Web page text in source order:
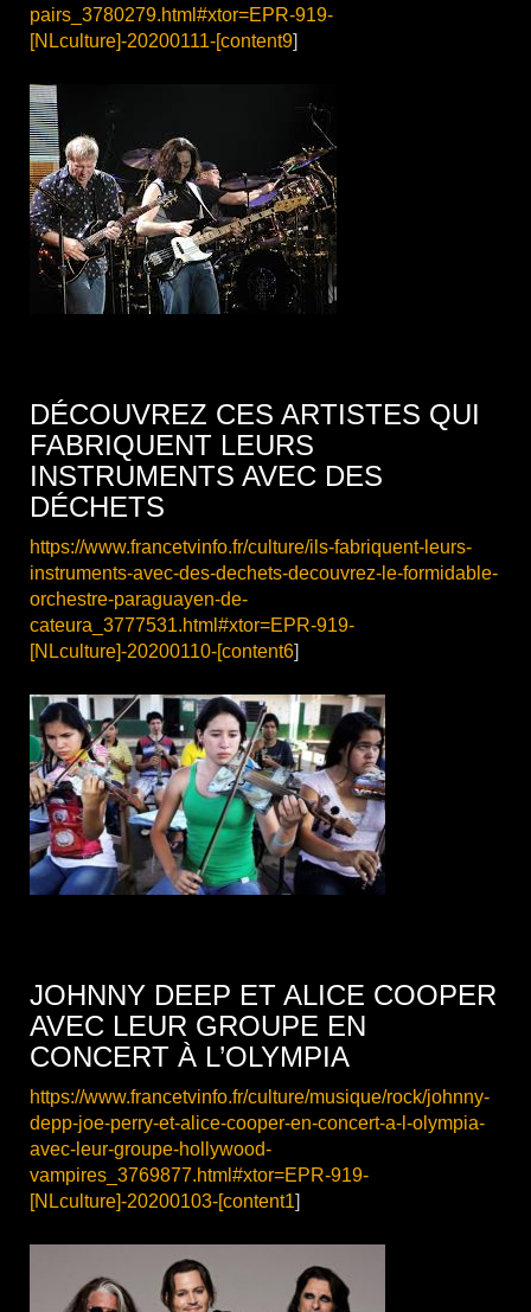
pairs_3780279.html#xtor=EPR-919-
[NLculture]-20200111-[content9]
DÉCOUVREZ CES ARTISTES QUI
FABRIQUENT LEURS
INSTRUMENTS AVEC DES
DÉCHETS
https://www.francetvinfo.fr/culture/ils-fabriquent-leurs-
instruments-avec-des-dechets-decouvrez-le-formidable-
orchestre-paraguayen-de-
cateura_3777531.html#xtor=EPR-919-
[NLculture]-20200110-[content6]
JOHNNY DEEP ET ALICE COOPER
AVEC LEUR GROUPE EN
CONCERT À L’OLYMPIA
https://www.francetvinfo.fr/culture/musique/rock/johnny-
depp-joe-perry-et-alice-cooper-en-concert-a-l-olympia-
avec-leur-groupe-hollywood-
vampires_3769877.html#xtor=EPR-919-
[NLculture]-20200103-[content1]